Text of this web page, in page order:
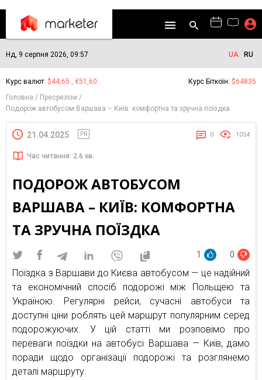
Нд, 9 серпня 2026, 09:57 UA RU
Курс валют: $44,65 , €51,60 Курс Біткоїн: $64835
Головна
Пресрелізи
Подорож автобусом Варшава – Київ: комфортна та зручна поїздка
21.04.2025 PR 0 1054
Час читання: 2.6 хв.
ПОДОРОЖ АВТОБУСОМ
ВАРШАВА – КИЇВ: КОМФОРТНА
ТА ЗРУЧНА ПОЇЗДКА
1 0
Поїздка з Варшави до Києва автобусом — це надійний
та економічний спосіб подорожі між Польщею та
Україною. Регулярні рейси, сучасні автобуси та
доступні ціни роблять цей маршрут популярним серед
подорожуючих. У цій статті ми розповімо про
переваги поїздки на автобусі Варшава — Київ, дамо
поради щодо організації подорожі та розглянемо
деталі маршруту.